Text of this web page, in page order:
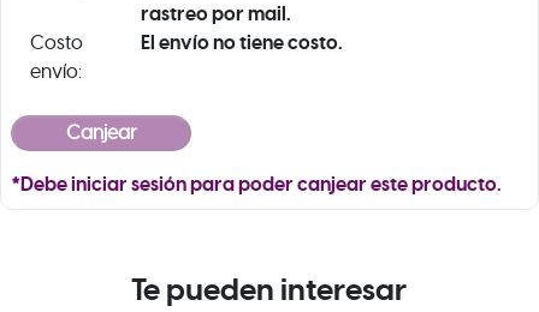
rastreo por mail.
Costo
envío:
El envío no tiene costo.
*Debe iniciar sesión para poder canjear este producto.
Te pueden interesar